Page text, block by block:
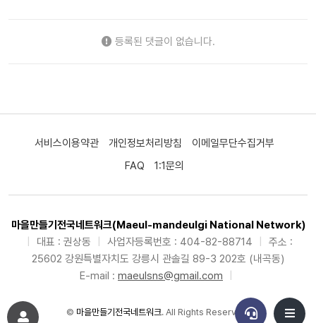
등록된 댓글이 없습니다.
서비스이용약관 개인정보처리방침
이메일무단수집거부
FAQ
1:1문의
마을만들기전국네트워크(Maeul-mandeulgi National Network)
대표 : 권상동 사업자등록번호 : 404-82-88714
주소 :
25602 강원특별자치도 강릉시 관솔길 89-3 202호 (내곡동)
E-mail : maeulsns@gmail.com
© 마을만들기전국네트워크. All Rights Reserved.